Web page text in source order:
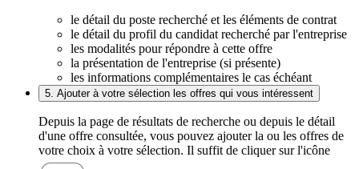
le détail du poste recherché et les éléments de contrat
le détail du profil du candidat recherché par l'entreprise
les modalités pour répondre à cette offre
la présentation de l'entreprise (si présente)
les informations complémentaires le cas échéant
5. Ajouter à votre sélection les offres qui vous intéressent
Depuis la page de résultats de recherche ou depuis le détail
d'une offre consultée, vous pouvez ajouter la ou les offres de
votre choix à votre sélection. Il suffit de cliquer sur l'icône